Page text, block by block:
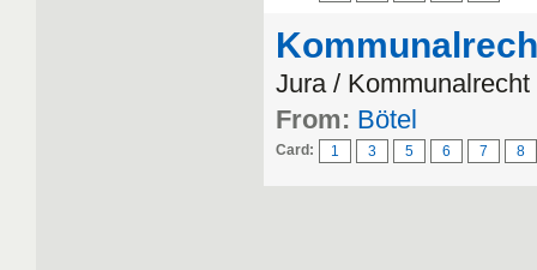
Jura / Kommunalrecht
From: Bötel
Card: 1 3 5 6 7 8